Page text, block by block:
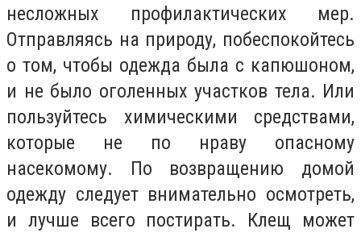
несложных профилактических мер.
Отправляясь на природу, побеспокойтесь
о том, чтобы одежда была с капюшоном,
и не было оголенных участков тела. Или
пользуйтесь химическими средствами,
которые не по нраву опасному
насекомому. По возвращению домой
одежду следует внимательно осмотреть,
и лучше всего постирать. Клещ может